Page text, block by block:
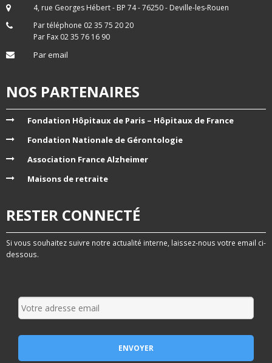
4, rue Georges Hébert - BP 74 - 76250 - Deville-les-Rouen
Par téléphone 02 35 75 20 20
Par Fax 02 35 76 16 90
Par email
NOS PARTENAIRES
Fondation Hôpitaux de Paris – Hôpitaux de France
Fondation Nationale de Gérontologie
Association France Alzheimer
Maisons de retraite
RESTER CONNECTÉ
Si vous souhaitez suivre notre actualité interne, laissez-nous votre email ci-
dessous.